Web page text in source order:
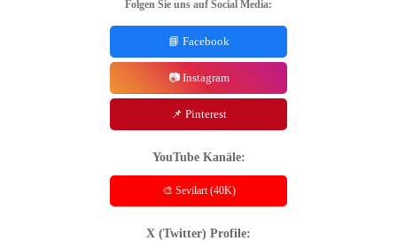
Folgen Sie uns auf Social Media:
📘 Facebook
📷 Instagram
📌 Pinterest
YouTube Kanäle:
🎨 Sevilart (40K)
X (Twitter) Profile: